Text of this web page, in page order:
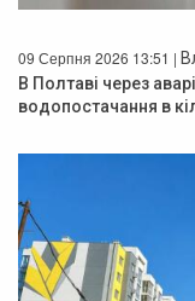
09 Серпня 2026 13:51 |
В Полтаві через
водопостачання в